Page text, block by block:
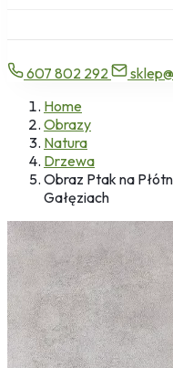
607 802 292
Home
Obrazy
Natura
Drzewa
Obraz Ptak na
Gałęziach